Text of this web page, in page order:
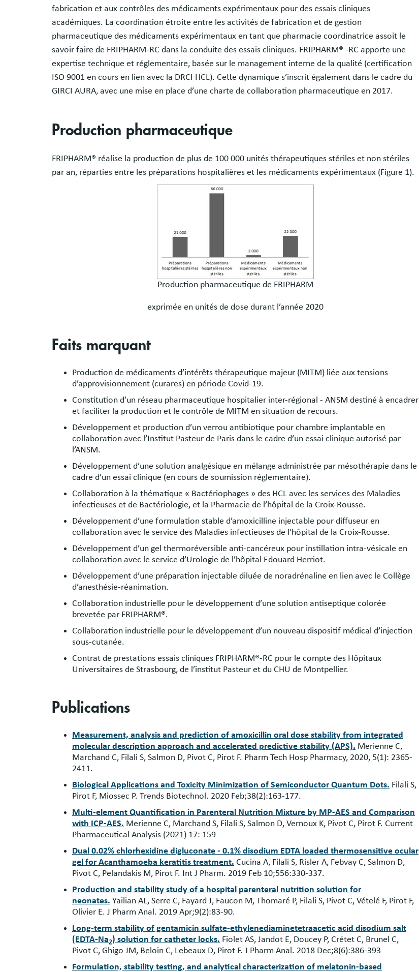
fabrication et aux contrôles des médicaments expérimentaux pour des essais cliniques
académiques. La coordination étroite entre les activités de fabrication et de gestion
pharmaceutique des médicaments expérimentaux en tant que pharmacie coordinatrice assoit le
savoir faire de FRIPHARM-RC dans la conduite des essais cliniques. FRIPHARM® -RC apporte une
expertise technique et réglementaire, basée sur le management interne de la qualité (certification
ISO 9001 en cours en lien avec la DRCI HCL). Cette dynamique s’inscrit également dans le cadre du
GIRCI AURA, avec une mise en place d’une charte de collaboration pharmaceutique en 2017.
Production pharmaceutique
FRIPHARM® réalise la production de plus de 100 000 unités thérapeutiques stériles et non stériles
par an, réparties entre les préparations hospitalières et les médicaments expérimentaux (Figure 1).
Production pharmaceutique de FRIPHARM
exprimée en unités de dose durant l’année 2020
Faits marquant
Production de médicaments d’intérêts thérapeutique majeur (MITM) liée aux tensions
d’approvisionnement (curares) en période Covid-19.
Constitution d’un réseau pharmaceutique hospitalier inter-régional - ANSM destiné à encadrer
et faciliter la production et le contrôle de MITM en situation de recours.
Développement et production d’un verrou antibiotique pour chambre implantable en
collaboration avec l’Institut Pasteur de Paris dans le cadre d’un essai clinique autorisé par
l’ANSM.
Développement d’une solution analgésique en mélange administrée par mésothérapie dans le
cadre d’un essai clinique (en cours de soumission réglementaire).
Collaboration à la thématique « Bactériophages » des HCL avec les services des Maladies
infectieuses et de Bactériologie, et la Pharmacie de l’hôpital de la Croix-Rousse.
Développement d’une formulation stable d’amoxicilline injectable pour diffuseur en
collaboration avec le service des Maladies infectieuses de l’hôpital de la Croix-Rousse.
Développement d’un gel thermoréversible anti-cancéreux pour instillation intra-vésicale en
collaboration avec le service d’Urologie de l’hôpital Edouard Herriot.
Développement d’une préparation injectable diluée de noradrénaline en lien avec le Collège
d’anesthésie-réanimation.
Collaboration industrielle pour le développement d’une solution antiseptique colorée
brevetée par FRIPHARM®.
Collaboration industrielle pour le développement d’un nouveau dispositif médical d’injection
sous-cutanée.
Contrat de prestations essais cliniques FRIPHARM®-RC pour le compte des Hôpitaux
Universitaires de Strasbourg, de l’institut Pasteur et du CHU de Montpellier.
Publications
Measurement, analysis and prediction of amoxicillin oral dose stability from integrated
molecular description approach and accelerated predictive stability (APS). Merienne C,
Marchand C, Filali S, Salmon D, Pivot C, Pirot F. Pharm Tech Hosp Pharmacy, 2020, 5(1): 2365-
2411.
Biological Applications and Toxicity Minimization of Semiconductor Quantum Dots. Filali S,
Pirot F, Miossec P. Trends Biotechnol. 2020 Feb;38(2):163-177.
Multi-element Quantification in Parenteral Nutrition Mixture by MP-AES and Comparison
with ICP-AES. Merienne C, Marchand S, Filali S, Salmon D, Vernoux K, Pivot C, Pirot F. Current
Pharmaceutical Analysis (2021) 17: 159
Dual 0.02% chlorhexidine digluconate - 0.1% disodium EDTA loaded thermosensitive ocular
gel for Acanthamoeba keratitis treatment. Cucina A, Filali S, Risler A, Febvay C, Salmon D,
Pivot C, Pelandakis M, Pirot F. Int J Pharm. 2019 Feb 10;556:330-337.
Production and stability study of a hospital parenteral nutrition solution for
neonates. Yailian AL, Serre C, Fayard J, Faucon M, Thomaré P, Filali S, Pivot C, Vételé F, Pirot F,
Olivier E. J Pharm Anal. 2019 Apr;9(2):83-90.
Long-term stability of gentamicin sulfate-ethylenediaminetetraacetic acid disodium salt
(EDTA-Na2) solution for catheter locks. Fiolet AS, Jandot E, Doucey P, Crétet C, Brunel C,
Pivot C, Ghigo JM, Beloin C, Lebeaux D, Pirot F. J Pharm Anal. 2018 Dec;8(6):386-393
Formulation, stability testing, and analytical characterization of melatonin-based